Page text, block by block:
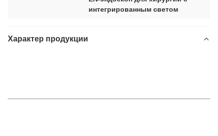
интегрированным светом
Характер продукции